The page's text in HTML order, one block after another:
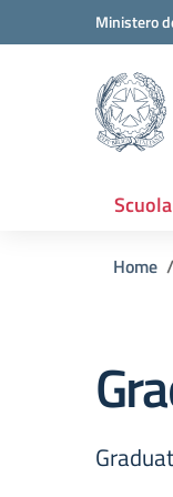
Vai ai contenuti
Vai al menu diMinistero
Scuola
Home